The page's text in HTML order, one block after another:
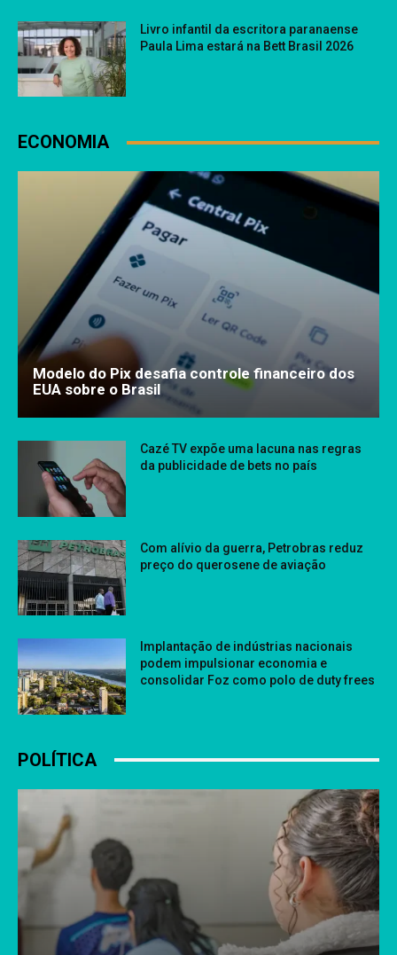
Livro infantil da escritora paranaense
Paula Lima estará na Bett Brasil 2026
ECONOMIA
Modelo do Pix desafia controle financeiro dos
EUA sobre o Brasil
Cazé TV expõe uma lacuna nas regras
da publicidade de bets no país
Com alívio da guerra, Petrobras reduz
preço do querosene de aviação
Implantação de indústrias nacionais
podem impulsionar economia e
consolidar Foz como polo de duty frees
POLÍTICA